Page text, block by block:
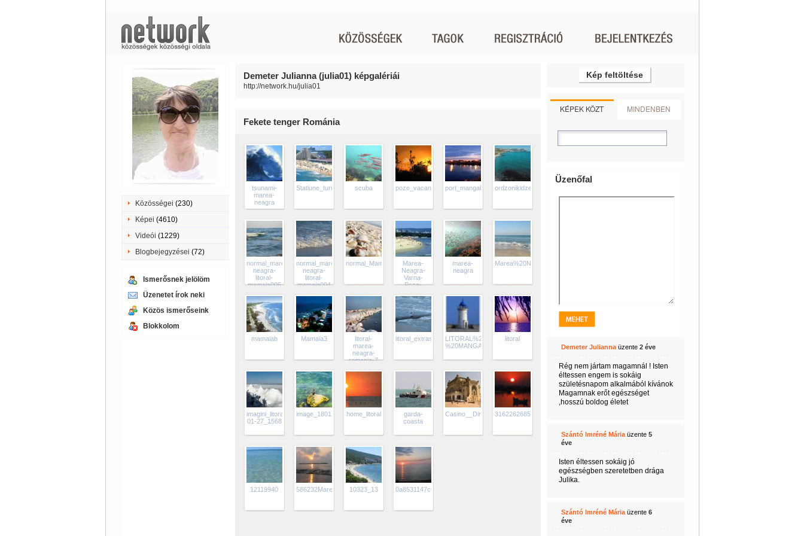
Közösségei (230)
Képei (4610)
Videói (1229)
Blogbejegyzései (72)
Ismerősnek jelölöm
Üzenetet írok neki
Közös ismerőseink
Blokkolom
Demeter Julianna (julia01) képgalériái
http://network.hu/julia01
Fekete tenger Románia
tsunami-
marea-
neagra
Statiune_turistica_Albena_0
scuba poze_vacanta_litoral_marea_neagra_statiunea_2_mai_01
port_mangalia_wpordzonikidze_6
normal_marea-
neagra-
litoral-
mamaia005
normal_marea-
neagra-
litoral-
mamaia004
normal_Mamaia_scoici_272
Marea-
Neagra-
Varna-
Poze-
Varna-
Bulgaria
marea-
neagra
Marea%20Neagra_plaja
mamaiab Mamaia3
litoral-
marea-
neagra-
romania-7
litoral_extrasezon2LITORAL%20-
%20MANGALIA%203
litoral
imagini_litoral_marea_neagra_inghetata_2006-
01-27_1568
image_18012 home_litoral
garda-
coasta
Casino__Din_Constanta_big3162262685_27fb8fafb1
12119940 586232MareaNeagra10323_13 0a8531147c6ecd7522760c8a229f345e
Kép feltöltése
KÉPEK KÖZT MINDENBEN
Üzenőfal
Demeter Juliannaüzente 2 éve
Rég nem jártam magamnál ! Isten
éltessen engem is sokáig
születésnapom alkalmából kívánok
Magamnak erőt egészséget
,hosszú boldog életet
Szántó Imréné Máriaüzente 5
éve
Isten éltessen sokáig jó
egészségben szeretetben drága
Julika.
Szántó Imréné Máriaüzente 6
éve